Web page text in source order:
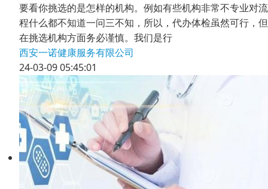
要看你挑选的是怎样的机构。例如有些机构非常不专业对流
程什么都不知道一问三不知，所以，代办体检虽然可行，但
在挑选机构方面务必谨慎。我们是行
西安一诺健康服务有限公司
24-03-09 05:45:01